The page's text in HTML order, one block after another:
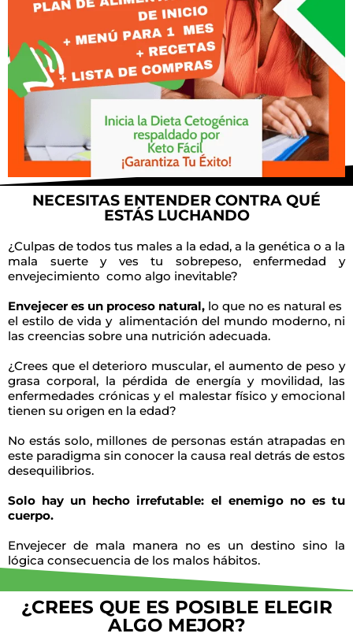
NECESITAS ENTENDER CONTRA QUÉ
ESTÁS LUCHANDO
¿Culpas de todos tus males a la edad, a la genética o a la
mala suerte y ves tu sobrepeso, enfermedad y
envejecimiento como algo inevitable?
Envejecer es un proceso natural, lo que no es natural es
el estilo de vida y alimentación del mundo moderno, ni
las creencias sobre una nutrición adecuada.
¿Crees que el deterioro muscular, el aumento de peso y
grasa corporal, la pérdida de energía y movilidad, las
enfermedades crónicas y el malestar físico y emocional
tienen su origen en la edad?
No estás solo, millones de personas están atrapadas en
este paradigma sin conocer la causa real detrás de estos
desequilibrios.
Solo hay un hecho irrefutable: el enemigo no es tu
cuerpo.
Envejecer de mala manera no es un destino sino la
lógica consecuencia de los malos hábitos.
¿CREES QUE ES POSIBLE ELEGIR
ALGO MEJOR?